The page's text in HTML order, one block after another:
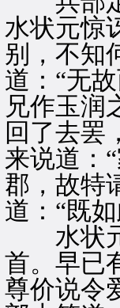
水状元惊
别，不知
道：“无
兄作玉润
回了去罢
来说道：
郡，故特
道：“既
水状元
首。早已
尊价说令